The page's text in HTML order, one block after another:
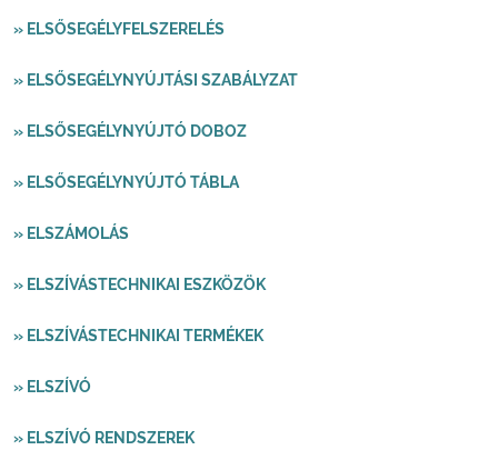
» ELSŐSEGÉLYFELSZERELÉS
» ELSŐSEGÉLYNYÚJTÁSI SZABÁLYZAT
» ELSŐSEGÉLYNYÚJTÓ DOBOZ
» ELSŐSEGÉLYNYÚJTÓ TÁBLA
» ELSZÁMOLÁS
» ELSZÍVÁSTECHNIKAI ESZKÖZÖK
» ELSZÍVÁSTECHNIKAI TERMÉKEK
» ELSZÍVÓ
» ELSZÍVÓ RENDSZEREK